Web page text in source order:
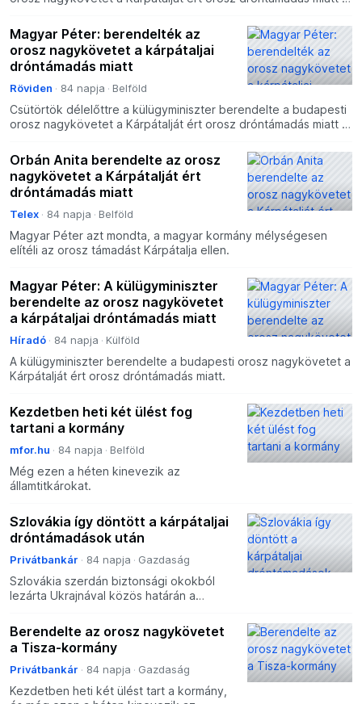
Magyar Péter: berendelték az
orosz nagykövetet a kárpátaljai
dróntámadás miatt
Röviden 84 napja Belföld
Csütörtök délelőttre a külügyminiszter berendelte a budapesti
orosz nagykövetet a Kárpátalját ért orosz dróntámadás miatt –
Orbán Anita berendelte az orosz
nagykövetet a Kárpátalját ért
dróntámadás miatt
Telex 84 napja Belföld
Magyar Péter azt mondta, a magyar kormány mélységesen
elítéli az orosz támadást Kárpátalja ellen.
Magyar Péter: A külügyminiszter
berendelte az orosz nagykövetet
a kárpátaljai dróntámadás miatt
Híradó 84 napja Külföld
A külügyminiszter berendelte a budapesti orosz nagykövetet a
Kárpátalját ért orosz dróntámadás miatt.
Kezdetben heti két ülést fog
tartani a kormány
mfor.hu 84 napja Belföld
Még ezen a héten kinevezik az
államtitkárokat.
Szlovákia így döntött a kárpátaljai
dróntámadások után
Privátbankár 84 napja Gazdaság
Szlovákia szerdán biztonsági okokból
lezárta Ukrajnával közös határán a
dróntámadás érte Kárpátalját.
Berendelte az orosz nagykövetet
a Tisza-kormány
Privátbankár 84 napja Gazdaság
Kezdetben heti két ülést tart a kormány,